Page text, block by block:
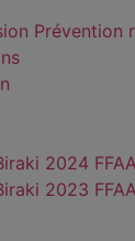
Prévention
2024
2023